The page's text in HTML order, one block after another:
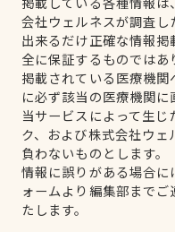
会社ウェルネスが調査し
出来るだけ正確な情報
全に保証するものではあ
掲載されている医療機
に必ず該当の医療機関に
当サービスによって生
ク、および株式会社ウ
負わないものとします。
情報に誤りがある場合
ォームより編集部まで
たします。